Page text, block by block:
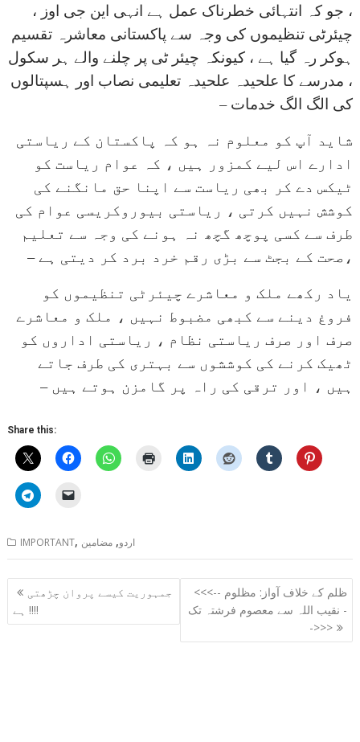
، جو کہ انتہائی خطرناک عمل ہے انہی این جی اوز ،
چیئرٹی تنظیموں کی وجہ سے پاکستانی معاشرہ تقسیم
ہوکر رہ گیا ہے ، کیونکہ چیئر ٹی پر چلنے والے ہر سکول
، مدرسے کا علحیدہ علحیدہ تعلیمی نصاب اور ہسپتالوں
کی الگ الگ خدمات –
شاید آپ کو معلوم نہ ہو کہ پاکستان کے ریاستی
ادارے اس لیے کمزور ہیں ، کہ عوام ریاست کو
ٹیکس دے کر بھی ریاست سے اپنا حق مانگنے کی
کوشش نہیں کرتی ، ریاستی بیوروکریسی عوام کی
طرف سے کسی پوچھ گچھ نہ ہونے کی وجہ سے تعلیم
،صحت کے بجٹ سے بڑی رقم خرد برد کر دیتی ہے –
یاد رکھے ملک و معاشرے چیئرٹی تنظیموں کو
فروغ دینے سے کبھی مضبوط نہیں ، ملک و معاشرے
صرف اور صرف ریاستی نظام ، ریاستی اداروں کو
ٹھیک کرنے کی کوششوں سے بہتری کی طرف جاتے
ہیں ، اور ترقی کی راہ پر گامزن ہوتے ہیں –
Share this:
IMPORTANT, اردو, مضامین
Post
navigation
جمہوریت کیسے پروان چڑھتی
ہے !!!!
<<<-- ظلم کے خلاف آواز: مظلوم
نقیب اللہ سے معصوم فرشتہ تک -
->>>